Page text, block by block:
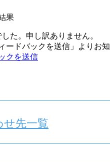
果
た。申し訳ありません。
ドバックを送信」よりお
クを送信
せ先一覧